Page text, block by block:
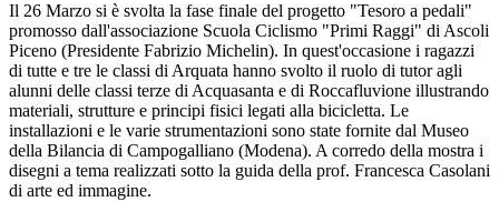
Il 26 Marzo si è svolta la fase finale del progetto "Tesoro a pedali"
promosso dall'associazione Scuola Ciclismo "Primi Raggi" di Ascoli
Piceno (Presidente Fabrizio Michelin). In quest'occasione i ragazzi
di tutte e tre le classi di Arquata hanno svolto il ruolo di tutor agli
alunni delle classi terze di Acquasanta e di Roccafluvione illustrando
materiali, strutture e principi fisici legati alla bicicletta. Le
installazioni e le varie strumentazioni sono state fornite dal Museo
della Bilancia di Campogalliano (Modena). A corredo della mostra i
disegni a tema realizzati sotto la guida della prof. Francesca Casolani
di arte ed immagine.